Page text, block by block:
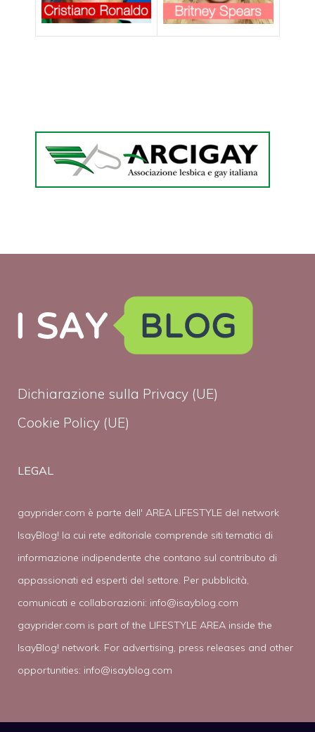
Dichiarazione sulla Privacy (UE)
Cookie Policy (UE)
LEGAL
gayprider.com è parte dell' AREA LIFESTYLE del network
IsayBlog! la cui rete editoriale comprende siti tematici di
informazione indipendente che contano sul contributo di
appassionati ed esperti del settore. Per pubblicità,
comunicati e collaborazioni: info@isayblog.com
gayprider.com is part of the LIFESTYLE AREA inside the
IsayBlog! network. For advertising, press releases and other
opportunities: info@isayblog.com